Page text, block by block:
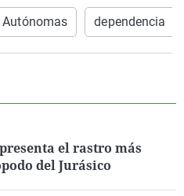
dependencia
el rastro más
del Jurásico